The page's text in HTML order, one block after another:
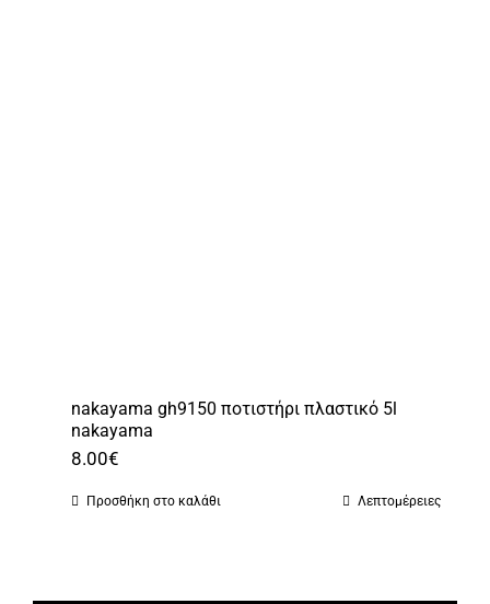
nakayama gh9150 ποτιστήρι πλαστικό 5l
nakayama
8.00€
Προσθήκη στο καλάθι Λεπτομέρειες